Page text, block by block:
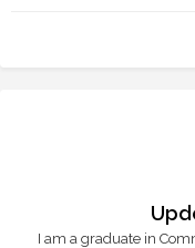
I am a graduate in